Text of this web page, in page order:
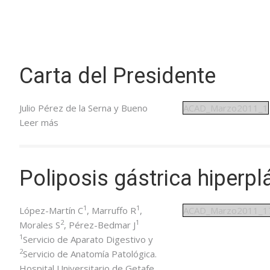
Carta del Presidente
Julio Pérez de la Serna y Bueno
ACAD_Marzo2011_1
Leer más
Poliposis gástrica
López-Martín C1 , Marruffo R1 ,
Morales S2, Pérez-Bedmar J1
1 Servicio de Aparato Digestivo y
2Servicio de Anatomía Patológica.